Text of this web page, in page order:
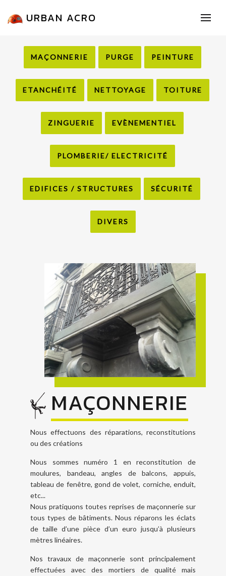
URBAN ACRO
MAÇONNERIE PURGE PEINTURE
ETANCHÉITÉ NETTOYAGE TOITURE
ZINGUERIE EVÈNEMENTIEL
PLOMBERIE/ ELECTRICITÉ
EDIFICES / STRUCTURES SÉCURITÉ
DIVERS
MAÇONNERIE
Nous effectuons des réparations, reconstitutions
ou des créations
Nous sommes numéro 1 en reconstitution de
moulures, bandeau, angles de balcons, appuis,
tableau de fenêtre, gond de volet, corniche, enduit,
etc...
Nous pratiquons toutes reprises de maçonnerie sur
tous types de bâtiments. Nous réparons les éclats
de taille d’une pièce d’un euro jusqu’à plusieurs
mètres linéaires.
Nos travaux de maçonnerie sont principalement
effectuées avec des mortiers de qualité mais